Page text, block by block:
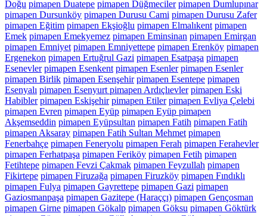
Doğu pimapen Duatepe pimapen Düğmeciler pimapen Dumlupınar
pimapen Dursunköy pimapen Durusu Cami pimapen Durusu Zafer
pimapen Eğitim pimapen Ekşioğlu pimapen Elmalıkent pimapen
Emek pimapen Emekyemez pimapen Eminsinan pimapen Emirgan
pimapen Emniyet pimapen Emniyettepe pimapen Erenköy pimapen
Ergenekon pimapen Ertuğrul Gazi pimapen Esatpaşa pimapen
Esenevler pimapen Esenkent pimapen Esenler pimapen Esenler
pimapen Birlik pimapen Esenşehir pimapen Esentepe pimapen
Esenyalı pimapen Esenyurt pimapen Ardıçlıevler pimapen Eski
Habibler pimapen Eskişehir pimapen Etiler pimapen Evliya Çelebi
pimapen Evren pimapen Eyüp pimapen Eyüp pimapen
Akşemseddin pimapen Eyüpsultan pimapen Fatih pimapen Fatih
pimapen Aksaray pimapen Fatih Sultan Mehmet pimapen
Fenerbahçe pimapen Feneryolu pimapen Ferah pimapen Ferahevler
pimapen Ferhatpaşa pimapen Feriköy pimapen Fetih pimapen
Fetihtepe pimapen Fevzi Çakmak pimapen Feyzullah pimapen
Fikirtepe pimapen Firuzağa pimapen Firuzköy pimapen Fındıklı
pimapen Fulya pimapen Gayrettepe pimapen Gazi pimapen
Gaziosmanpaşa pimapen Gazitepe (Haraççı) pimapen Gençosman
pimapen Girne pimapen Gökalp pimapen Göksu pimapen Göktürk